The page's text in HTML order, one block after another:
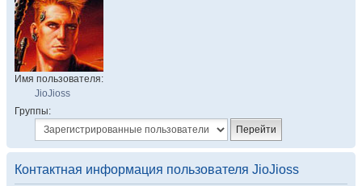
Имя пользователя:
JioJioss
Группы:
Контактная информация пользователя JioJioss